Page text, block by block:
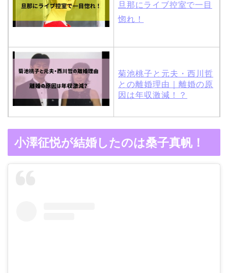
旦那にライブ控室で一目
惚れ！
菊池桃子と元夫・西川哲
との離婚理由｜離婚の原
因は年収激減！？
の馴れ初めは「SMAP×S
MAP」！憧れの人との共
小澤征悦が結婚したのは桑子真帆！